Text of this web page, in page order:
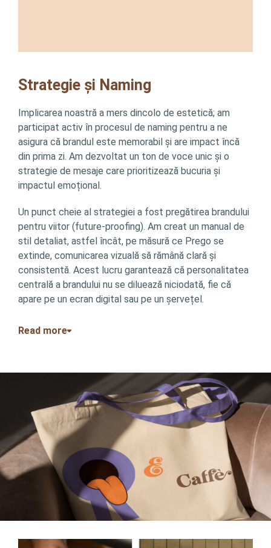
Strategie și Naming
Implicarea noastră a mers dincolo de estetică; am
participat activ în procesul de naming pentru a ne
asigura că brandul este memorabil și are impact încă
din prima zi. Am dezvoltat un ton de voce unic și o
strategie de mesaje care prioritizează bucuria și
impactul emoțional.
Un punct cheie al strategiei a fost pregătirea brandului
pentru viitor (future-proofing). Am creat un manual de
stil detaliat, astfel încât, pe măsură ce Prego se
extinde, comunicarea vizuală să rămână clară și
consistentă. Acest lucru garantează că personalitatea
centrală a brandului nu se diluează niciodată, fie că
apare pe un ecran digital sau pe un șervețel.
Read more